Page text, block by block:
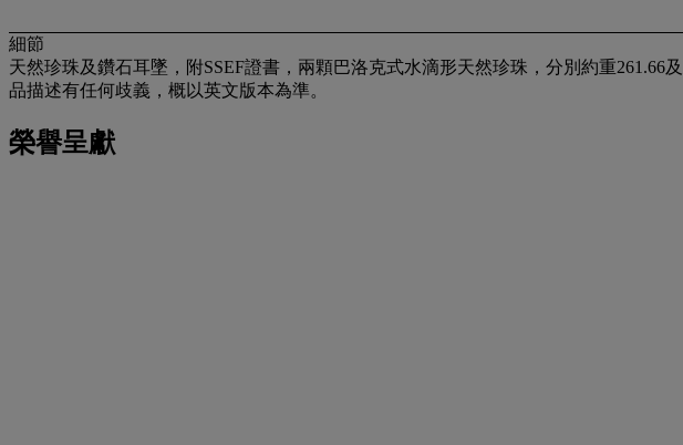
細節
天然珍珠及鑽石耳墜，附SSEF證書，兩顆巴洛克式水滴形天然珍珠，分別約重
品描述有任何歧義，概以英文版本為準。
榮譽呈獻